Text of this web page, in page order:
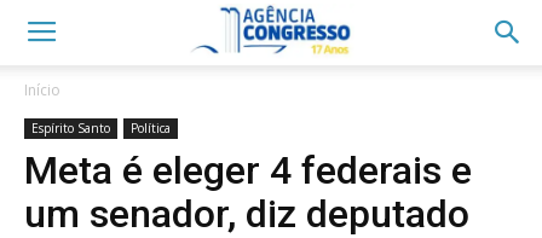
Início
Espírito Santo Política
Meta é eleger 4 federais e
um senador, diz deputado